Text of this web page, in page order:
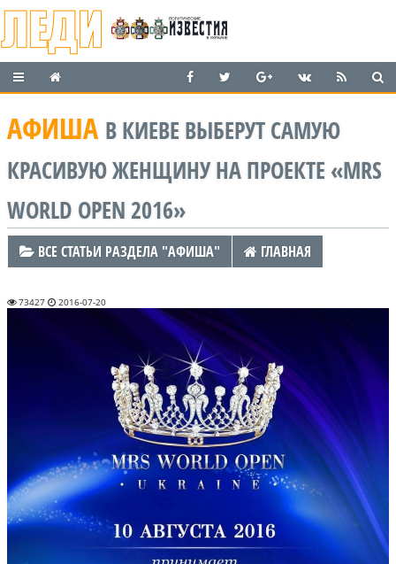
АФИША В КИЕВЕ ВЫБЕРУТ САМУЮ
КРАСИВУЮ ЖЕНЩИНУ НА ПРОЕКТЕ «MRS
WORLD OPEN 2016»
ВСЕ СТАТЬИ РАЗДЕЛА "АФИША" ГЛАВНАЯ
73427 2016-07-20